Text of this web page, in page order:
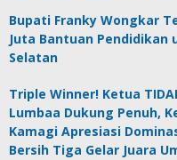
Bupati Franky Wongkar
Juta Bantuan Pendidikan
Selatan
Triple Winner! Ketua
Lumbaa Dukung Penuh,
Kamagi Apresiasi
Bersih Tiga Gelar Juara